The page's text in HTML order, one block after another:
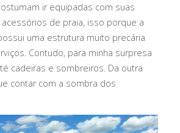
ir equipadas com suas
de praia, isso porque a
uma estrutura muito precária
Contudo, para minha surpresa
cadeiras e sombreiros. Da outra
contar com a sombra dos